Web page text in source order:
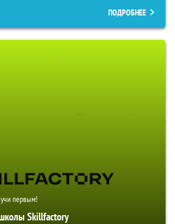
ПОДРОБНЕЕ
первым!
Skillfactory